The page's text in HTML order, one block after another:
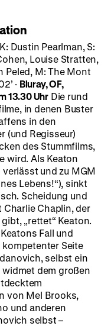
Dustin Pearlman, S:
Louise Stratten,
Peled, M: The Mont
· Bluray, OF,
13.30 Uhr Die rund
in denen Buster
in den
(und Regisseur)
des Stummfilms,
wird. Als Keaton
und zu MGM
Lebens!“), sinkt
Scheidung und
Chaplin, der
„rettet“ Keaton.
Fall und
Seite
selbst ein
dem großen
von Mel Brooks,
und anderen
selbst –